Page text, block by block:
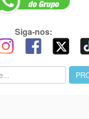
Siga-nos: